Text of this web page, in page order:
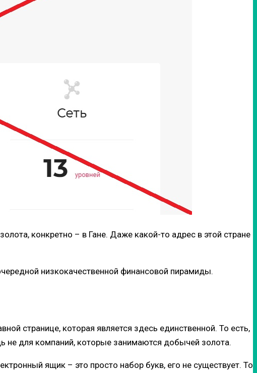
конкретно – в Гане. Даже какой-то адрес в этой стране
низкокачественной финансовой пирамиды.
странице, которая является здесь единственной. То есть,
не для компаний, которые занимаются добычей золота.
ящик – это просто набор букв, его не существует. То